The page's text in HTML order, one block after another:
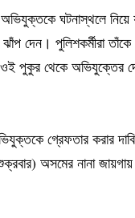
ঘটনাস্থলে
দেন। পুলিশকর্মীরা
ওই পুকুর থেকে
গ্রেফতার করার
অসমের নানা জায়গায়